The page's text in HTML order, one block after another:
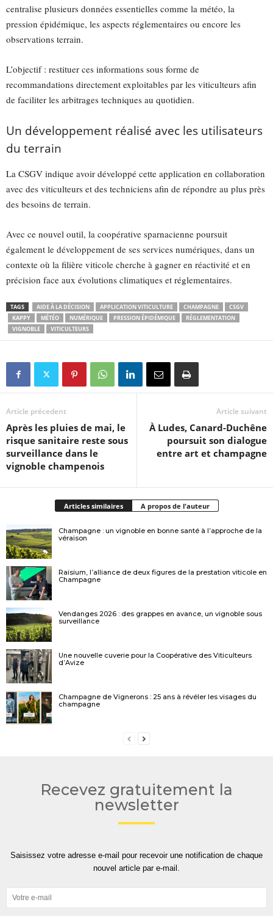
centralise plusieurs données essentielles comme la météo, la
pression épidémique, les aspects réglementaires ou encore les
observations terrain.
L’objectif : restituer ces informations sous forme de
recommandations directement exploitables par les viticulteurs afin
de faciliter les arbitrages techniques au quotidien.
Un développement réalisé avec les utilisateurs
du terrain
La CSGV indique avoir développé cette application en collaboration
avec des viticulteurs et des techniciens afin de répondre au plus près
des besoins de terrain.
Avec ce nouvel outil, la coopérative sparnacienne poursuit
également le développement de ses services numériques, dans un
contexte où la filière viticole cherche à gagner en réactivité et en
précision face aux évolutions climatiques et réglementaires.
TAGS AIDE À LA DÉCISION APPLICATION VITICULTURE CHAMPAGNE
CSGV
KAPPY
MÉTÉO NUMÉRIQUE PRESSION ÉPIDÉMIQUE
RÉGLEMENTATION
VIGNOBLE
VITICULTEURS
Article précedent
Après les pluies de mai, le
risque sanitaire reste sous
surveillance dans le
vignoble champenois
Article suivant
À Ludes, Canard-Duchêne
poursuit son dialogue
entre art et champagne
Articles similaires A propos de l'auteur
Champagne : un vignoble en bonne santé à l’approche de la
véraison
Raisium, l’alliance de deux figures de la prestation viticole en
Champagne
Vendanges 2026 : des grappes en avance, un vignoble sous
surveillance
Une nouvelle cuverie pour la Coopérative des Viticulteurs
d’Avize
Champagne de Vignerons : 25 ans à révéler les visages du
champagne
Recevez gratuitement la
newsletter
Saisissez votre adresse e-mail pour recevoir une notification de chaque
nouvel article par e-mail.